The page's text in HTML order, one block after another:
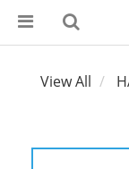
View All